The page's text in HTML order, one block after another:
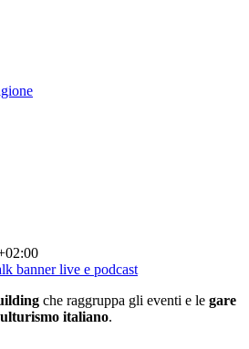
che raggruppa gli eventi e le gare
italiano.